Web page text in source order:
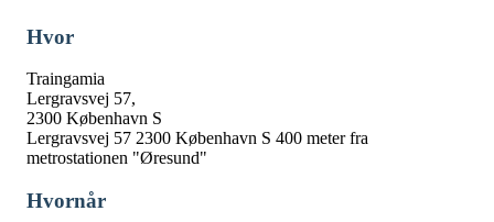
Hvor
Traingamia
Lergravsvej 57,
2300 København S
Lergravsvej 57 2300 København S 400 meter fra
metrostationen "Øresund"
Hvornår